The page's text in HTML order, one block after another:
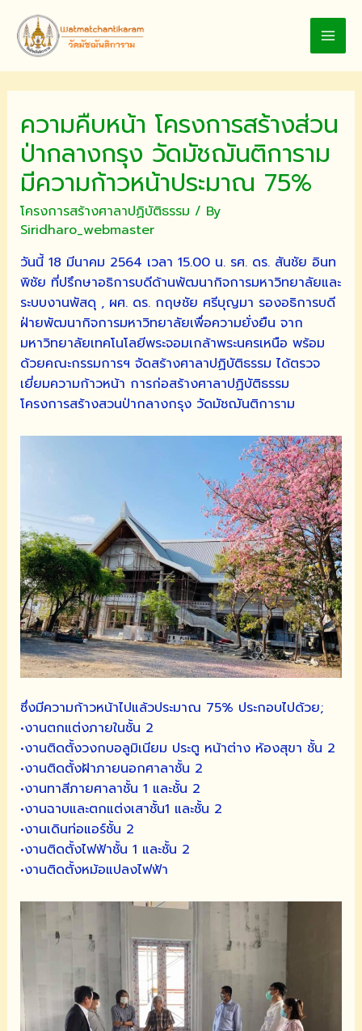
content
ความคืบหน้า โครงการสร้างส่วน
ป่ากลางกรุง วัดมัชฌันติการาม
มีความก้าวหน้าประมาณ 75%
โครงการสร้างศาลาปฏิบัติธรรม / By
Siridharo_webmaster
วันนี้ 18 มีนาคม 2564 เวลา 15.00 น. รศ. ดร. สันชัย อินท
พิชัย ที่ปรึกษาอธิการบดีด้านพัฒนากิจการมหาวิทยาลัยและ
ระบบงานพัสดุ , ผศ. ดร. กฤษชัย ศรีบุญมา รองอธิการบดี
ฝ่ายพัฒนากิจการมหาวิทยาลัยเพื่อความยั่งยืน จาก
มหาวิทยาลัยเทคโนโลยีพระจอมเกล้าพระนครเหนือ พร้อม
ด้วยคณะกรรมการฯ จัดสร้างศาลาปฏิบัติธรรม ได้ตรวจ
เยี่ยมความก้าวหน้า การก่อสร้างศาลาปฏิบัติธรรม
โครงการสร้างสวนป่ากลางกรุง วัดมัชฌันติการาม
ซึ่งมีความก้าวหน้าไปแล้วประมาณ 75% ประกอบไปด้วย;
•งานตกแต่งภายในชั้น 2
•งานติดตั้งวงกบอลูมิเนียม ประตู หน้าต่าง ห้องสุขา ชั้น 2
•งานติดตั้งฝ้าภายนอกศาลาชั้น 2
•งานทาสีภายศาลาชั้น 1 และชั้น 2
•งานฉาบและตกแต่งเสาชั้น1 และชั้น 2
•งานเดินท่อแอร์ชั้น 2
•งานติดตั้งไฟฟ้าชั้น 1 และชั้น 2
•งานติดตั้งหม้อแปลงไฟฟ้า